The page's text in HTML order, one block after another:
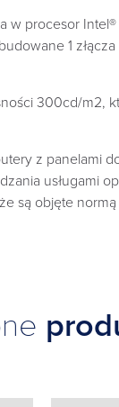
w procesor
1
300cd/
z panelami
usługami
są objęte